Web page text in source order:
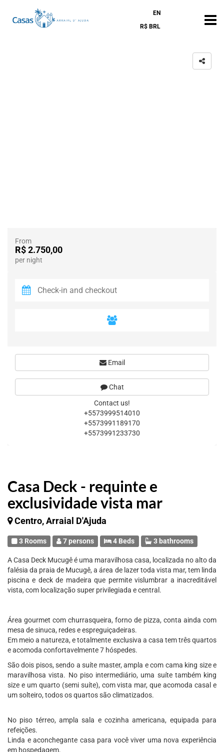
EN
R$ BRL
Casa Deck - requinte e
exclusividade vista mar
Centro, Arraial D'Ajuda
3 Rooms 7 persons 4 Beds 3 bathrooms
A Casa Deck Mucugê é uma maravilhosa casa, localizada no alto da
falésia da praia de Mucugê, a área de lazer toda vista mar, tem linda
piscina e deck de madeira que permite vislumbrar a inacreditável
vista, com localização super privilegiada e central.
Área gourmet com churrasqueira, forno de pizza, conta ainda com
mesa de sinuca, redes e espreguiçadeiras.
Em meio a natureza, e totalmente exclusiva a casa tem três quartos
e acomoda confortavelmente 7 hóspedes.
São dois pisos, sendo a suíte master, ampla e com cama king size e
maravilhosa vista. No piso intermediário, uma suíte também king
size e um quarto (semi suíte), com vista mar, que acomoda casal e
um solteiro, todos os quartos são climatizados.
No piso térreo, ampla sala e cozinha americana, equipada para
refeições.
Linda e aconchegante casa para você viver uma nova experiência
em hospedagem.
From
R$ 2.750,00
per night
Email
Chat
Contact us!
+5573999514010
+5573991189170
+5573991233730